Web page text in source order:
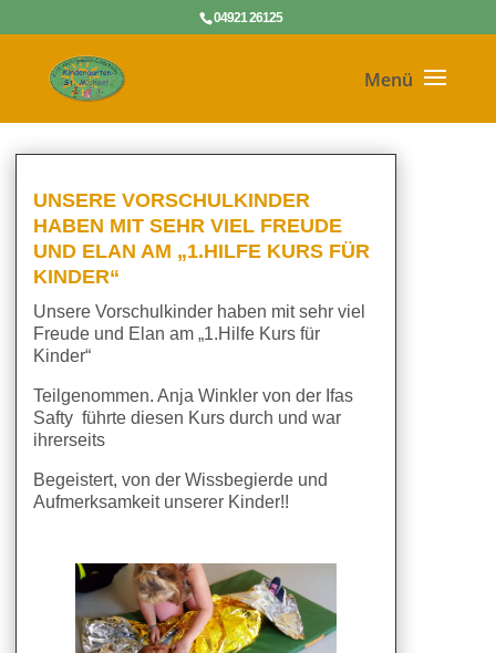
04921 26125
UNSERE VORSCHULKINDER
HABEN MIT SEHR VIEL FREUDE
UND ELAN AM „1.HILFE KURS FÜR
KINDER“
Unsere Vorschulkinder haben mit sehr viel
Freude und Elan am „1.Hilfe Kurs für
Kinder“
Teilgenommen. Anja Winkler von der Ifas
Safty führte diesen Kurs durch und war
ihrerseits
Begeistert, von der Wissbegierde und
Aufmerksamkeit unserer Kinder!!